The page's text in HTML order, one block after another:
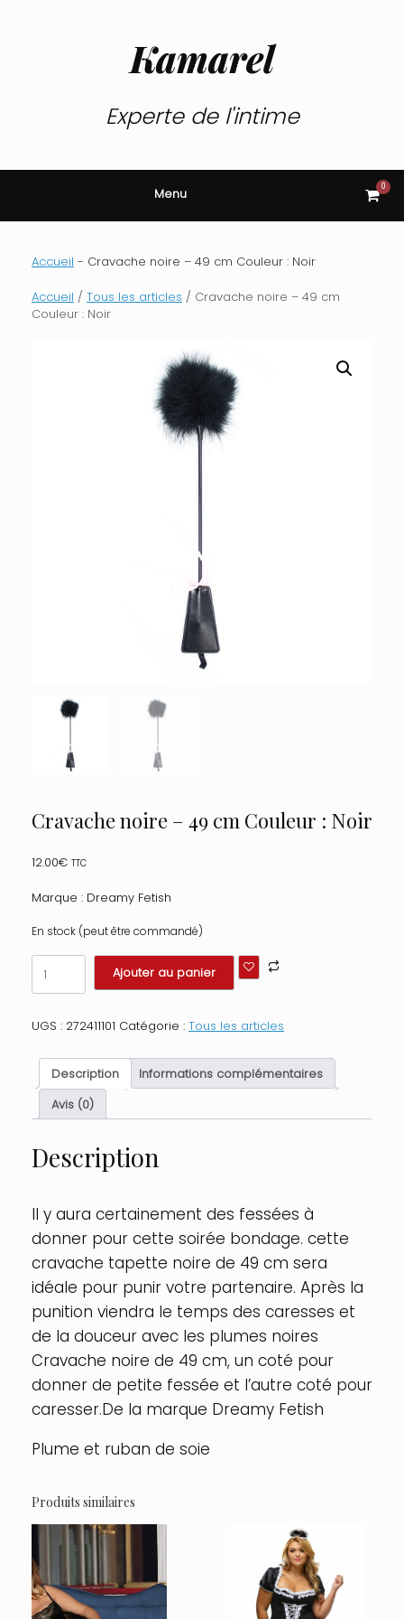
Kamarel
Experte de l'intime
Menu View
cart
0
Accueil - Cravache noire – 49 cm Couleur : Noir
Accueil / Tous les articles / Cravache noire – 49 cm
Couleur : Noir
Cravache noire – 49 cm Couleur : Noir
12.00€ TTC
Marque : Dreamy Fetish
En stock (peut être commandé)
de
Cravache
-
Couleur
Noir
Ajouter au panier
UGS : 272411101 Catégorie : Tous les articles
Description
Informations complémentaires
Avis (0)
Description
Il y aura certainement des fessées à
donner pour cette soirée bondage. cette
cravache tapette noire de 49 cm sera
idéale pour punir votre partenaire. Après la
punition viendra le temps des caresses et
de la douceur avec les plumes noires
Cravache noire de 49 cm, un coté pour
donner de petite fessée et l’autre coté pour
caresser.De la marque Dreamy Fetish
Plume et ruban de soie
Produits similaires